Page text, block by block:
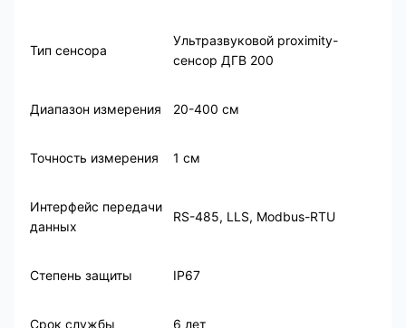
Тип сенсора
Ультразвуковой proximity-
сенсор ДГВ 200
Диапазон измерения 20-400 см
Точность измерения 1 см
Интерфейс передачи
данных
RS-485, LLS, Modbus-RTU
Степень защиты IP67
Срок службы 6 лет